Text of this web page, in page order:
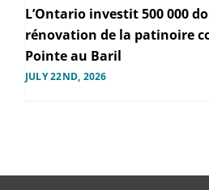
L’Ontario investit 500 000
rénovation de la patinoire
Pointe au Baril
JULY 22ND, 2026